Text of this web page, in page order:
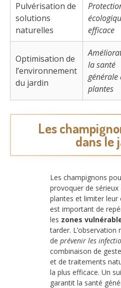
Pulvérisation de
solutions
naturelles
efficace
Optimisation de
l’environnement
du jardin
la santé
générale
plantes
Les
dans le
Les champignons
provoquer de sérieux
plantes et limiter leur
est important de
les zones
tarder. L’observation
de prévenir les
combinaison de
et de traitements
la plus efficace. Un
garantit la santé